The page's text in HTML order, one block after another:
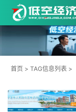
首页 > TAG信息列表 >